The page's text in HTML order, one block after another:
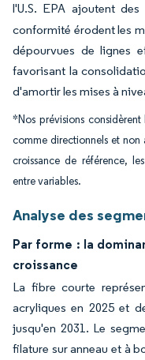
l'U.S. EPA ajoutent
conformité érodent les
dépourvues de lignes
favorisant la
d'amortir les mises à
*Nos prévisions
comme directionnels et non
croissance de référence,
entre variables.
Analyse des
Par forme : la
croissance
La fibre courte
acryliques en 2025 et
jusqu'en 2031. Le
filature sur anneau et à